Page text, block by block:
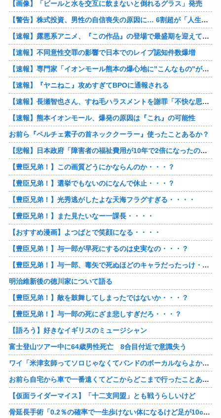
【画像】「ビールと水を交互に飲まないと倒れるグラス」発売
【警告】株式投資、男性の自信喪失の原因に… 6割超が「人生の敗者」自認
【速報】露悪系アニメ、『この作品』の登場で最盛期を迎えてしまう…
【速報】不同意性交罪の影響で日本でのレイプ認知件数爆増
【速報】専門家「イオンモール熊本の爆心地に”こんなもの”があったんだけど…」
【速報】『ヤニねこ』攻めすぎてBPOに通報される
【速報】長瀬智也さん、すね毛ハラスメントを謝罪「不快な思いをさせて申し訳ありませんでした」
【速報】熊本イオンモール、爆発の原因は『これ』の可能性
お前ら『ペルチェ素子の首ネッククーラー』使ったことあるか？
【悲報】日本政府「障害者の福祉費用が10年で2倍になったので抑制します」
【豊臣兄弟！】この画質どうにかならんのか・・・？
【豊臣兄弟！】選挙でもないのになんで休止・・・？
【豊臣兄弟！】光秀逃がしたよな天海フラグすぎる・・・・
【豊臣兄弟！】また見たいなー一課長・・・・
【おすすめ漫画】よつばとで笑顔になる・・・・
【豊臣兄弟！】与一郎が早死にするのは史実なの・・・？
【豊臣兄弟！】与一郎、毒矢で死ぬほどのキャラだったっけ・・・・
明治維新後の徳川家について語る
【豊臣兄弟！】敵を鼓舞してしまったではないか・・・？
【豊臣兄弟！】与一郎の死にざま悲しすぎだろ・・・？
【語ろう】好きなイギリスのミュージシャン
富士登山ツアー中に64歳男性死亡 8合目付近で意識失う
ワイ「米津玄師ってソロじゃなくてバンドのボーカルならよかったよね」
お前ら自宅から車で一番遠くてどこからどこまで行ったことある？
【仮面ライダーマイス】「十二支同盟」とも戦うらしいけど
骨延長手術「0.2％の確率で一生歩けない体になるけど足が10cm伸びます」←コスパ良すぎるだろ